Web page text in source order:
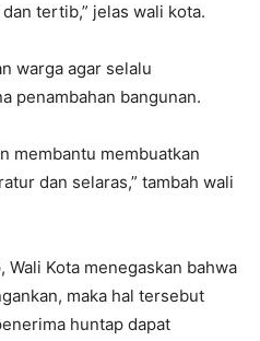
tertib,” jelas wali kota.
warga agar selalu
penambahan bangunan.
membantu membuatkan
dan selaras,” tambah wali
Kota menegaskan bahwa
maka hal tersebut
huntap dapat